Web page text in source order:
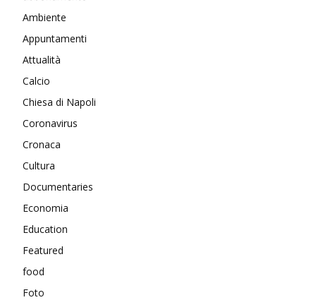
Ambiente
Appuntamenti
Attualità
Calcio
Chiesa di Napoli
Coronavirus
Cronaca
Cultura
Documentaries
Economia
Education
Featured
food
Foto